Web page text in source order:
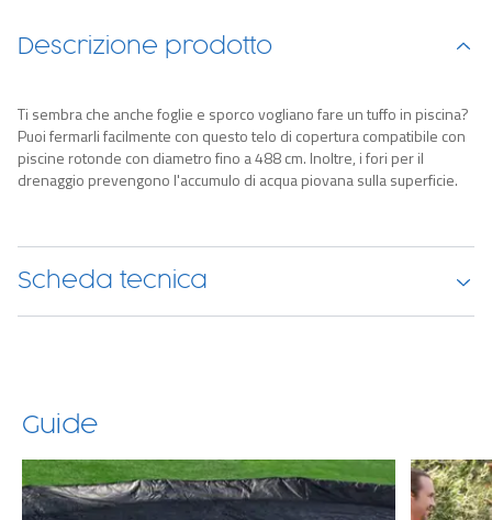
Descrizione prodotto
Ti sembra che anche foglie e sporco vogliano fare un tuffo in piscina?
Puoi fermarli facilmente con questo telo di copertura compatibile con
piscine rotonde con diametro fino a 488 cm. Inoltre, i fori per il
drenaggio prevengono l'accumulo di acqua piovana sulla superficie.
Scheda tecnica
Guide